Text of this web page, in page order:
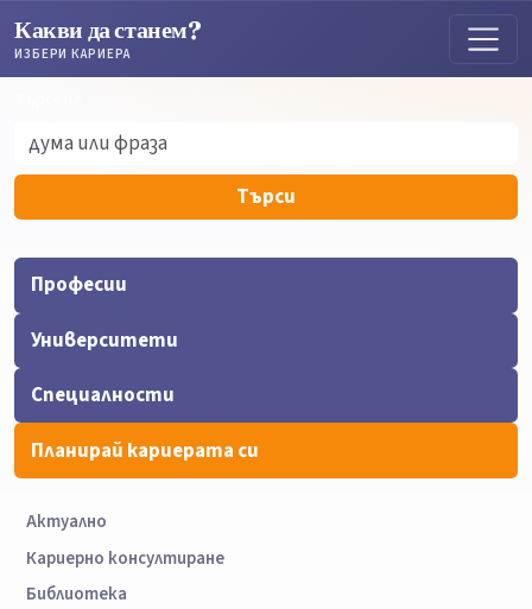
Какви да станем?
ИЗБЕРИ КАРИЕРА
Търси
Професии
Университети
Специалности
Планирай кариерата си
Актуално
Кариерно консултиране
Библиотека